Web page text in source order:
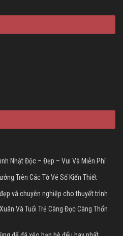
Nhật Độc – Đẹp – Vui Và Miễn Phí
Trên Các Tờ Vé Số Kiến Thiết
và chuyên nghiệp cho thuyết trình
Và Tuổi Trẻ Càng Đọc Càng Thổn